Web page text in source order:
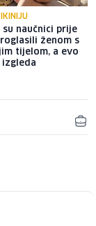
su naučnici prije
ženom s
tijelom, a evo
izgleda